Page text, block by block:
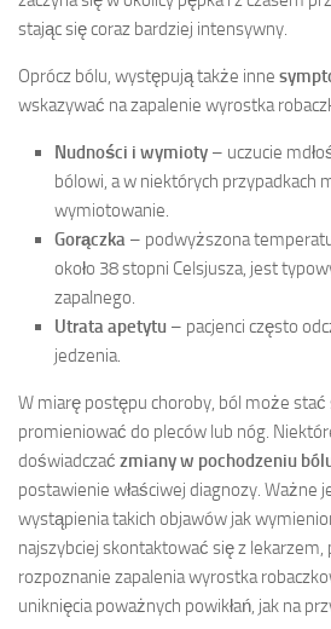
stając się coraz bardziej intensywny.
Oprócz bólu, występują także inne
wskazywać na zapalenie wyrostka
Nudności i wymioty – uczucie
bólowi, a w niektórych przypadkach
wymiotowanie.
Gorączka – podwyższona
około 38 stopni Celsjusza, jest
zapalnego.
Utrata apetytu – pacjenci często
jedzenia.
W miarę postępu choroby, ból może
promieniować do pleców lub nóg.
doświadczać zmiany w pochodzeniu
postawienie właściwej diagnozy. Ważne
wystąpienia takich objawów jak
najszybciej skontaktować się z
rozpoznanie zapalenia wyrostka
uniknięcia poważnych powikłań, jak na